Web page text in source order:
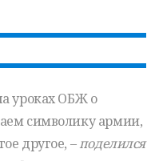
уроках ОБЖ о
символику армии,
другое, –поделился